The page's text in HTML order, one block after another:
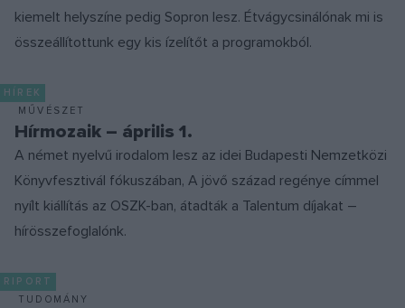
kiemelt helyszíne pedig Sopron lesz. Étvágycsinálónak mi is
összeállítottunk egy kis ízelítőt a programokból.
HÍREK
MŰVÉSZET
Hírmozaik – április 1.
A német nyelvű irodalom lesz az idei Budapesti Nemzetközi
Könyvfesztivál fókuszában, A jövő század regénye címmel
nyílt kiállítás az OSZK-ban, átadták a Talentum díjakat –
hírösszefoglalónk.
RIPORT
TUDOMÁNY